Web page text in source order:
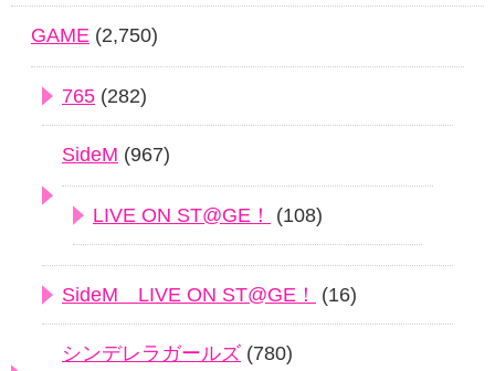
GAME (2,750)
765 (282)
SideM (967)
LIVE ON ST@GE！ (108)
SideM LIVE ON ST@GE！ (16)
シンデレラガールズ (780)